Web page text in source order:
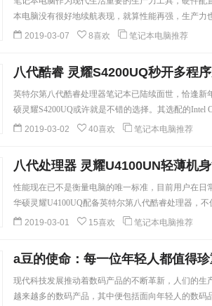
本电脑没有很好地续航表现，就算性能再强，生产
时，电池续航时间也成为了重要的考虑因素。华硕灵
2019-03-07 8喜欢 笔记本电脑推荐
八代酷睿 灵耀S4200UQ秒开多程
英特尔第八代酷睿处理器笔记本已陆续面世，恰逢
硕灵耀S4200UQ或许就是不错的选择。其选配的Intel
2019-03-02
40喜欢 笔记本电脑推荐
八代处理器 灵耀U4100UN轻薄机
性能现在已不是衡量电脑的唯一标准，目前用户在
华硕灵耀U4100UQ配备英特尔第八代酷睿处理器，
细] 2019-03-01 15喜欢 笔记本电脑推荐
a豆的使命：每一位年轻人都值得
现代科技发展推动着数码产品的不断革新，人们的
越来越多的数码产品，其中便包括面向年轻人的数